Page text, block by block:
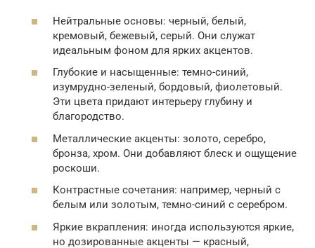
Нейтральные основы: черный, белый,
кремовый, бежевый, серый. Они служат
идеальным фоном для ярких акцентов.
Глубокие и насыщенные: темно-синий,
изумрудно-зеленый, бордовый, фиолетовый.
Эти цвета придают интерьеру глубину и
благородство.
Металлические акценты: золото, серебро,
бронза, хром. Они добавляют блеск и ощущение
роскоши.
Контрастные сочетания: например, черный с
белым или золотым, темно-синий с серебром.
Яркие вкрапления: иногда используются яркие,
но дозированные акценты — красный,